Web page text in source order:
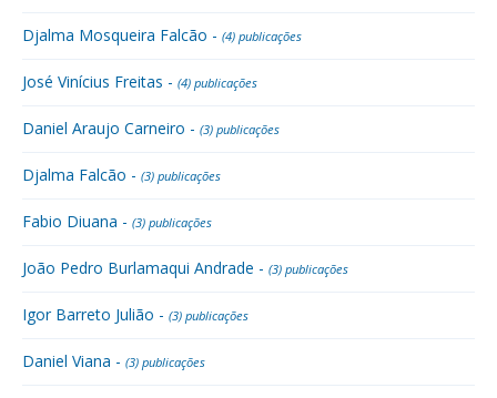
Djalma Mosqueira Falcão - (4) publicações
José Vinícius Freitas - (4) publicações
Daniel Araujo Carneiro - (3) publicações
Djalma Falcão - (3) publicações
Fabio Diuana - (3) publicações
João Pedro Burlamaqui Andrade - (3) publicações
Igor Barreto Julião - (3) publicações
Daniel Viana - (3) publicações